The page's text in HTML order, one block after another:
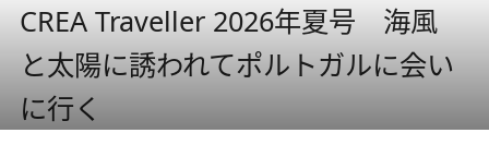
CREA Traveller 2026年夏号 海風
と太陽に誘われてポルトガルに会い
に行く